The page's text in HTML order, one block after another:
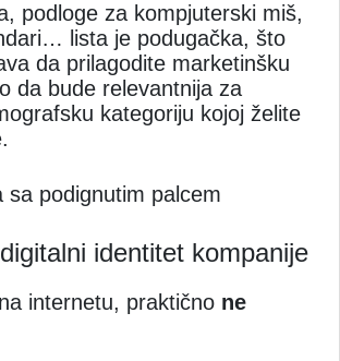
podloge za kompjuterski miš,
lista je podugačka, što
da prilagodite marketinšku
da bude relevantnija za
kategoriju kojoj želite
identitet kompanije
internetu, praktično ne